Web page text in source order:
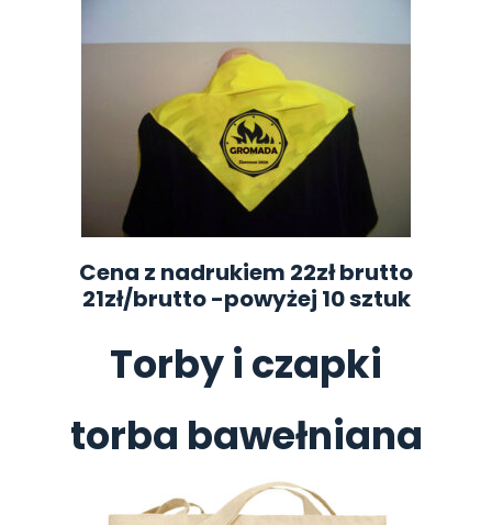
Cena z nadrukiem 22zł brutto
21zł/brutto-powyżej 10 sztuk
Torby i czapki
torba bawełniana